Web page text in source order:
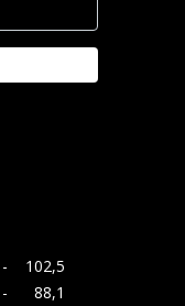
- 102,5
- 88,1